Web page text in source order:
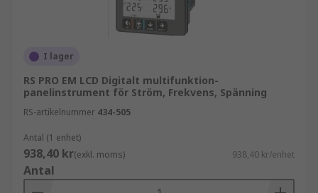
I lager
RS PRO EM LCD Digitalt multifunktion-
panelinstrument för Ström, Frekvens, Spänning
RS-artikelnummer 434-505
Antal (1 enhet)
938,40 kr(exkl. moms) 938,40 kr/enhet
Antal